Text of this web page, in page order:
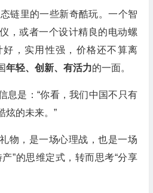
链里的一些新奇酷玩。一个智
，或者一个设计精良的电动螺
好，实用性强，价格还不算离
年轻、创新、有活力的一面。
息是：“你看，我们中国不只有
炫的未来。”
物，是一场心理战，也是一场
”的思维定式，转而思考“分享